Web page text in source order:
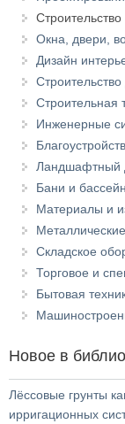
Окна, двери,
Дизайн
Строительная
Инженерные
Ландшафтный
Бани и
Материалы и
Складское
Торговое и
Бытовая
Новое в
Лёссовые грунты
ирригационных